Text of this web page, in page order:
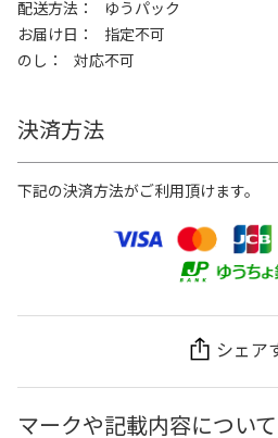
配送方法
ゆうパック
お届け日
指定不可
のし
対応不可
決済方法
下記の決済方法がご利用頂けます。
シェア
マークや記載内容について